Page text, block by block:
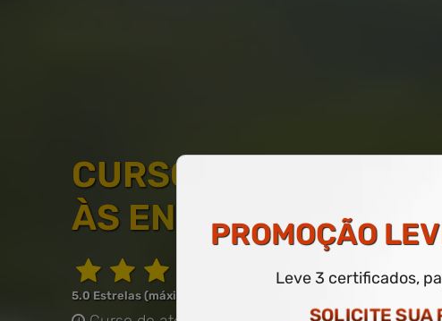
CURSO LIVRE DE
ÀS ENDEMIAS
5.0 Estrelas (máximo de 5.0)
PROMOÇÃO
Leve 3 certificados,
SOLICITE SUA